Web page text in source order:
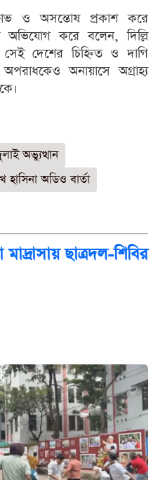
ও অসন্তোষ প্রকাশ করে
অভিযোগ করে বলেন, দিল্লি
সেই দেশের চিহ্নিত ও দাগি
অনায়াসে অগ্রাহ্য
অভ্যুত্থান
হাসিনা অডিও বার্তা
ছাত্রদল-শিবির